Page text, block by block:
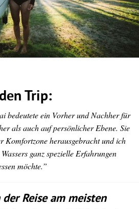
Trip:
bedeutete ein Vorher und Nachher für
als auch auf persönlicher Ebene. Sie
Komfortzone herausgebracht und ich
ganz spezielle Erfahrungen
möchte.”
der Reise am meisten